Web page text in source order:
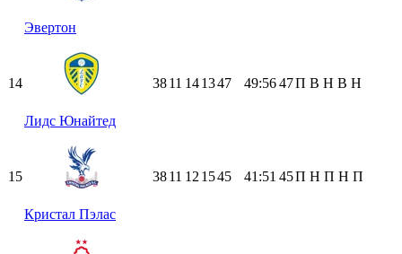
Эвертон
14
Лидс Юнайтед
3811 141347 49:5647П В Н В Н
15
Кристал Пэлас
3811 12 1545 41:51 45П Н П Н П